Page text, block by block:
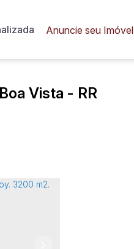
Anuncie seu Imóvel
Vista - RR